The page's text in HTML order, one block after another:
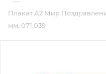
Плакат А2 Мир
мм, 071.039